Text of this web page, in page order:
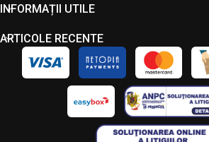
INFORMAȚII UTILE
ARTICOLE RECENTE